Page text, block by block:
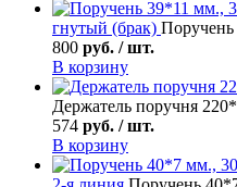
гнутый (брак)
800 руб. / шт.
В корзину
Держатель поручня
574 руб. / шт.
В корзину